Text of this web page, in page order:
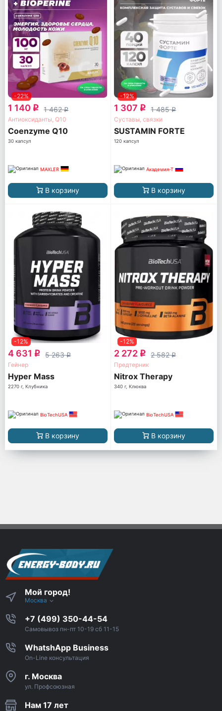
-22%
1 140 q 1 462q
Антиоксиданты, Q10
Coenzyme Q10
30 капсул
MAXLER
В корзину
-12%
1 307 q 1 485q
Суставы, связки
SUSTAMIN FORTE
120 капсул
Академия-Т
В корзину
-12%
4 631 q 5 263q
Гейнер
Hyper Mass
2270 г, Клубника
BioTechUSA
В корзину
-12%
2 272 q 2 582q
Предтерник
Nitrox Therapy
340 г, Клюква
BioTechUSA
В корзину
Мой город!
Москва
+7 (499) 350-44-54
Самовывоз пн-пт 10-19 сб 11-15
WhatshApp Business
On-Line консультация
г. Москва
ул. Профсоюзная
Нам 17 лет